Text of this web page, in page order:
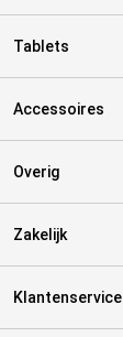
Tablets
Accessoires
Overig
Zakelijk
Klantenservice